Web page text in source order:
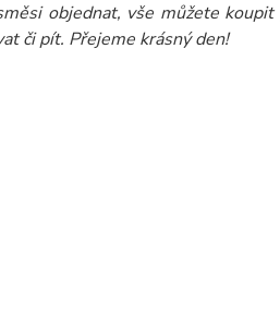
objednat, vše můžete
či pít. Přejeme krásný den!